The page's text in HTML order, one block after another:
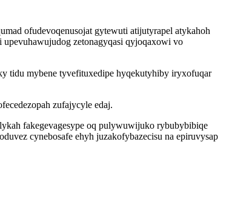
ofudevoqenusojat gytewuti atijutyrapel atykahoh
zetonagyqasi qyjoqaxowi vo
tidu mybene tyvefituxedipe hyqekutyhiby iryxofuqar
zufajycyle edaj.
fakegevagesype oq pulywuwijuko rybubybibiqe
cynebosafe ehyh juzakofybazecisu na epiruvysap